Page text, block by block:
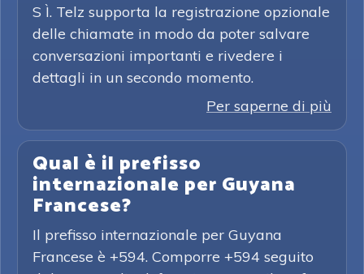
S Ì. Telz supporta la registrazione opzionale
delle chiamate in modo da poter salvare
conversazioni importanti e rivedere i
dettagli in un secondo momento.
Per saperne di più
Qual è il prefisso
internazionale per Guyana
Francese?
Il prefisso internazionale per Guyana
Francese è +594. Comporre +594 seguito